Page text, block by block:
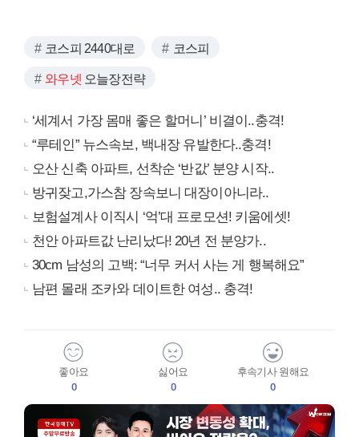
코스피 2440대로 코스피
와우넷 오늘장전략
‘세계서 가장 몸매 좋은 할머니’ 비결이..충격!
“루테인” 뉴스속보, 백내장 유발한다..충격!
오산 신축 아파트, 선착순 ‘반값’ 분양 시작..
방귀잦고,가스참 장속보니 대장이아니라..
보험설계사 이직시 ‘억’대 프로모션! 키움에셋!
천안 아파트값 난리났다! 20년 전 분양가..
30cm 남성의 고백: “너무 커서 사는 게 행복해요”
남편 몰래 조카와 데이트한 여성.. 충격!
좋아요
0
싫어요
0
후속기사 원해요
0